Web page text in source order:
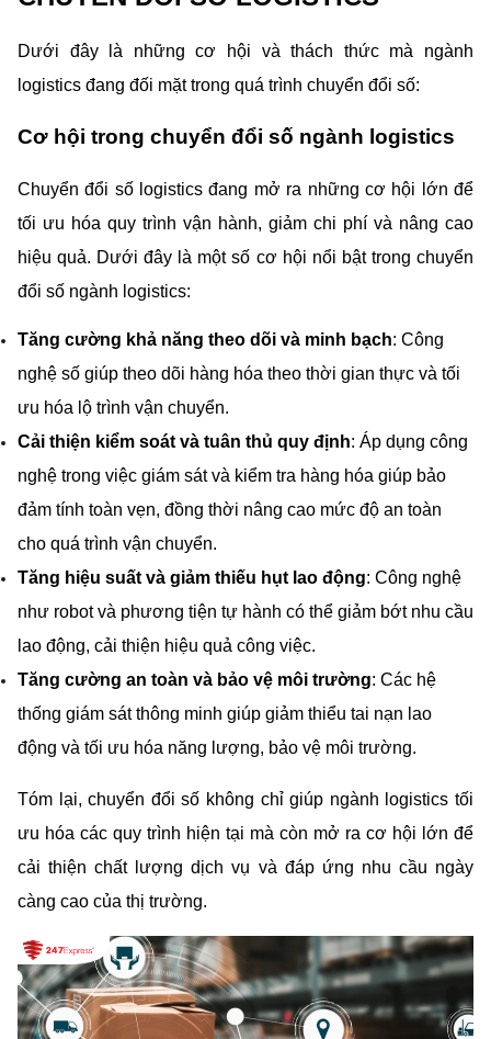
Dưới đây là những cơ hội và thách thức mà ngành
logistics đang đối mặt trong quá trình chuyển đổi số:
Cơ hội trong chuyển đổi số ngành logistics
Chuyển đổi số logistics đang mở ra những cơ hội lớn để
tối ưu hóa quy trình vận hành, giảm chi phí và nâng cao
hiệu quả. Dưới đây là một số cơ hội nổi bật trong chuyển
đổi số ngành logistics:
Tăng cường khả năng theo dõi và minh bạch: Công
nghệ số giúp theo dõi hàng hóa theo thời gian thực và tối
ưu hóa lộ trình vận chuyển.
Cải thiện kiểm soát và tuân thủ quy định: Áp dụng công
nghệ trong việc giám sát và kiểm tra hàng hóa giúp bảo
đảm tính toàn vẹn, đồng thời nâng cao mức độ an toàn
cho quá trình vận chuyển.
Tăng hiệu suất và giảm thiếu hụt lao động: Công nghệ
như robot và phương tiện tự hành có thể giảm bớt nhu cầu
lao động, cải thiện hiệu quả công việc.
Tăng cường an toàn và bảo vệ môi trường: Các hệ
thống giám sát thông minh giúp giảm thiểu tai nạn lao
động và tối ưu hóa năng lượng, bảo vệ môi trường.
Tóm lại, chuyển đổi số không chỉ giúp ngành logistics tối
ưu hóa các quy trình hiện tại mà còn mở ra cơ hội lớn để
cải thiện chất lượng dịch vụ và đáp ứng nhu cầu ngày
càng cao của thị trường.